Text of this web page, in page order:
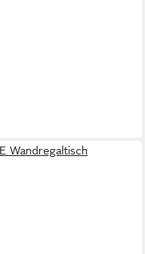
Wandregaltisch